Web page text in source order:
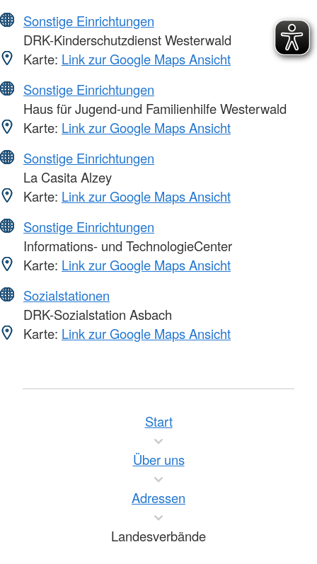
Sonstige Einrichtungen
DRK-Kinderschutzdienst Westerwald
Karte: Link zur Google Maps Ansicht
Sonstige Einrichtungen
Haus für Jugend-und Familienhilfe Westerwald
Karte: Link zur Google Maps Ansicht
Sonstige Einrichtungen
La Casita Alzey
Karte: Link zur Google Maps Ansicht
Sonstige Einrichtungen
Informations- und TechnologieCenter
Karte: Link zur Google Maps Ansicht
Sozialstationen
DRK-Sozialstation Asbach
Karte: Link zur Google Maps Ansicht
Start
Über uns
Adressen
Landesverbände